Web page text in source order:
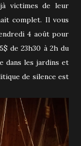
victimes de leur
complet. Il vous
4 août pour
de 23h30 à 2h du
dans les jardins et
de silence est